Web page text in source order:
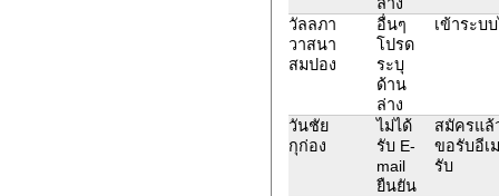
วัลลภา
วาสนา
สมปอง
อื่นๆ
โปรด
ระบุ
ด้าน
ล่าง
เข้าระบ
วันชัย
กุก่อง
ไม่ได้
รับ E-
mail
ยืนยัน
สมัครแล้
ขอรับอีเ
รับ